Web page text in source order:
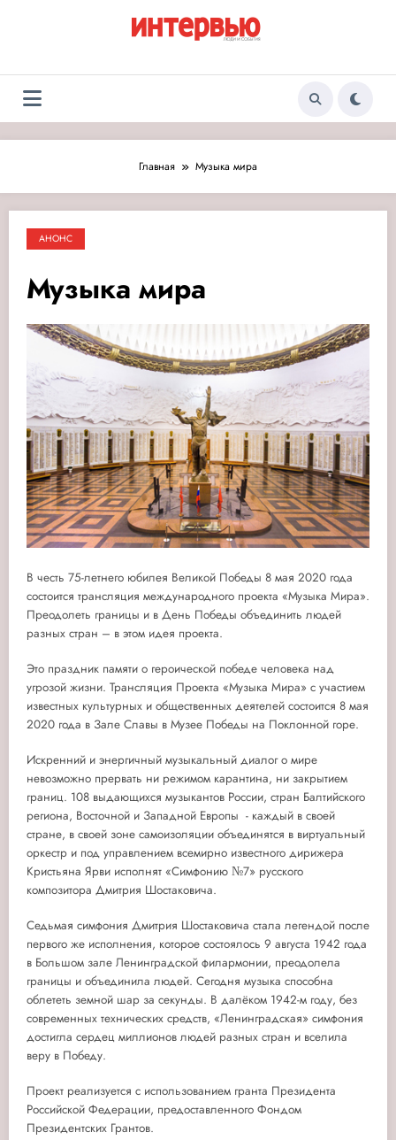
Журнал «Интервью:
Люди и события»
Люди и события
Главная Музыка мира
АНОНС
Музыка мира
В честь 75-летнего юбилея Великой Победы 8 мая 2020 года
состоится трансляция международного проекта «Музыка Мира».
Преодолеть границы и в День Победы объединить людей
разных стран – в этом идея проекта.
Это праздник памяти о героической победе человека над
угрозой жизни. Трансляция Проекта «Музыка Мира» с участием
известных культурных и общественных деятелей состоится 8 мая
2020 года в Зале Славы в Музее Победы на Поклонной горе.
Искренний и энергичный музыкальный диалог о мире
невозможно прервать ни режимом карантина, ни закрытием
границ. 108 выдающихся музыкантов России, стран Балтийского
региона, Восточной и Западной Европы - каждый в своей
стране, в своей зоне самоизоляции объединятся в виртуальный
оркестр и под управлением всемирно известного дирижера
Кристьяна Ярви исполнят «Симфонию №7» русского
композитора Дмитрия Шостаковича.
Седьмая симфония Дмитрия Шостаковича стала легендой после
первого же исполнения, которое состоялось 9 августа 1942 года
в Большом зале Ленинградской филармонии, преодолела
границы и объединила людей. Сегодня музыка способна
облететь земной шар за секунды. В далёком 1942-м году, без
современных технических средств, «Ленинградская» симфония
достигла сердец миллионов людей разных стран и вселила
веру в Победу.
Проект реализуется с использованием гранта Президента
Российской Федерации, предоставленного Фондом
Президентских Грантов.